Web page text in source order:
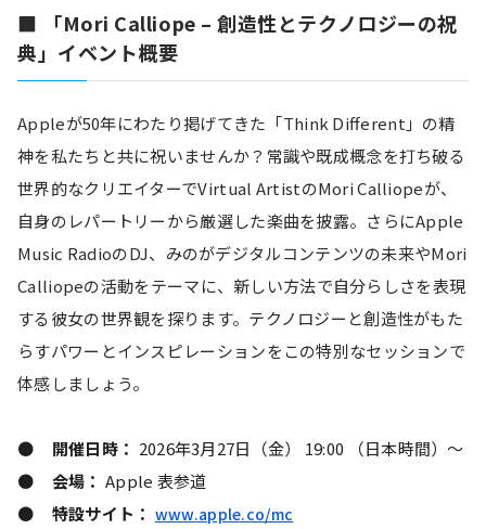
■ 「Mori Calliope – 創造性とテクノロジーの祝
典」イベント概要
Appleが50年にわたり掲げてきた「Think Diﬀerent」の精
神を私たちと共に祝いませんか？常識や既成概念を打ち破る
世界的なクリエイターでVirtual ArtistのMori Calliopeが、
自身のレパートリーから厳選した楽曲を披露。さらにApple
Music RadioのDJ、みのがデジタルコンテンツの未来やMori
Calliopeの活動をテーマに、新しい方法で自分らしさを表現
する彼女の世界観を探ります。テクノロジーと創造性がもた
らすパワーとインスピレーションをこの特別なセッションで
体感しましょう。
● 開催日時： 2026年3月27日（金） 19:00 （日本時間）〜
● 会場： Apple 表参道
● 特設サイト： www.apple.co/mc